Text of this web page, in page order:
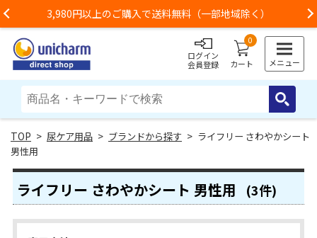
Previous3,980円以上のご購入で送料無料（一部地域除く）
ログイン
会員登録
0
カート メニュー
> 尿ケア用品 > ブランドから探す > ライフリー さわやかシート
男性用
ライフリー さわやかシート 男性用 (3件)